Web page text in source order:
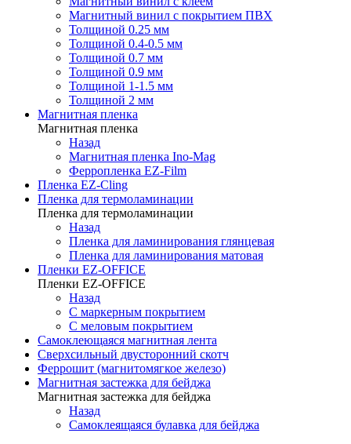
Магнитный винил с покрытием ПВХ
Толщиной 0.25 мм
Толщиной 0.4-0.5 мм
Толщиной 0.7 мм
Толщиной 0.9 мм
Толщиной 1-1.5 мм
Толщиной 2 мм
Магнитная пленка
Магнитная пленка
Назад
Магнитная пленка Ino-Mag
Ферропленка EZ-Film
Пленка EZ-Cling
Пленка для термоламинации
Пленка для термоламинации
Назад
Пленка для ламинирования глянцевая
Пленка для ламинирования матовая
Пленки EZ-OFFICE
Пленки EZ-OFFICE
Назад
С маркерным покрытием
С меловым покрытием
Самоклеющаяся магнитная лента
Сверхсильный двусторонний скотч
Феррошит (магнитомягкое железо)
Магнитная застежка для бейджа
Магнитная застежка для бейджа
Назад
Самоклеящаяся булавка для бейджа